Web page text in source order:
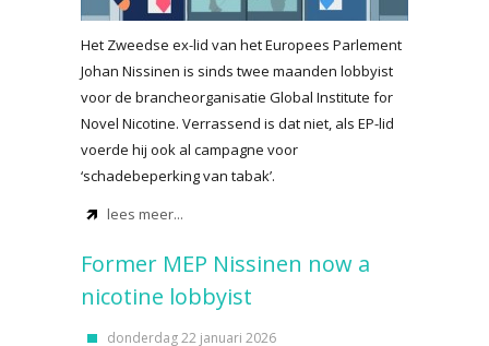
Het Zweedse ex-lid van het Europees Parlement
Johan Nissinen is sinds twee maanden lobbyist
voor de brancheorganisatie Global Institute for
Novel Nicotine. Verrassend is dat niet, als EP-lid
voerde hij ook al campagne voor
‘schadebeperking van tabak’.
lees meer...
Former MEP Nissinen now a
nicotine lobbyist
donderdag 22 januari 2026